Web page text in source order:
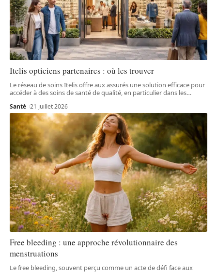
Itelis opticiens partenaires : où les trouver
Le réseau de soins Itelis offre aux assurés une solution efficace pour
accéder à des soins de santé de qualité, en particulier dans les…
Santé 21 juillet 2026
Free bleeding : une approche révolutionnaire des
menstruations
Le free bleeding, souvent perçu comme un acte de défi face aux